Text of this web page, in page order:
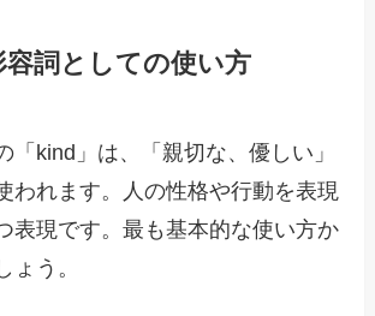
容詞としての使い方
「kind」は、「親切な、優しい」
われます。人の性格や行動を表現
表現です。最も基本的な使い方か
ょう。